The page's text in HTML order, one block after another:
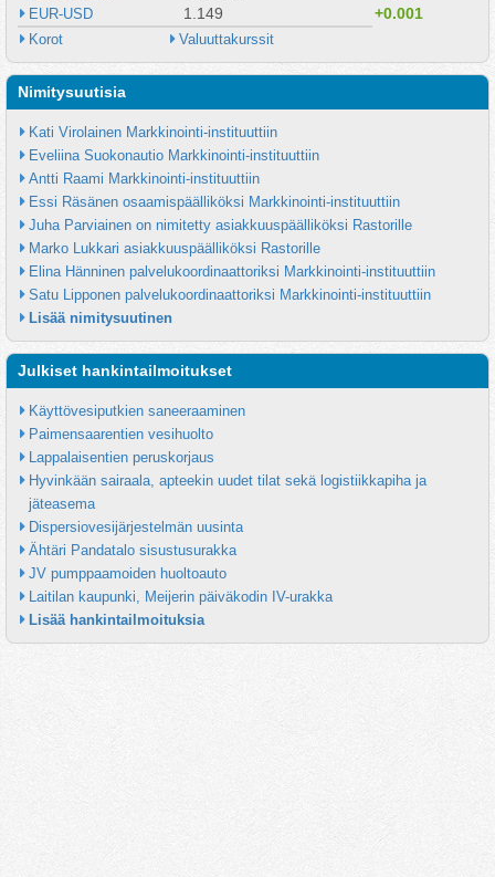
EUR-USD 1.149 +0.001
Korot Valuuttakurssit
Nimitysuutisia
Kati Virolainen Markkinointi-instituuttiin
Eveliina Suokonautio Markkinointi-instituuttiin
Antti Raami Markkinointi-instituuttiin
Essi Räsänen osaamispäälliköksi Markkinointi-instituuttiin
Juha Parviainen on nimitetty asiakkuuspäälliköksi Rastorille
Marko Lukkari asiakkuuspäälliköksi Rastorille
Elina Hänninen palvelukoordinaattoriksi Markkinointi-instituuttiin
Satu Lipponen palvelukoordinaattoriksi Markkinointi-instituuttiin
Lisää nimitysuutinen
Julkiset hankintailmoitukset
Käyttövesiputkien saneeraaminen
Paimensaarentien vesihuolto
Lappalaisentien peruskorjaus
Hyvinkään sairaala, apteekin uudet tilat sekä logistiikkapiha ja
jäteasema
Dispersiovesijärjestelmän uusinta
Ähtäri Pandatalo sisustusurakka
JV pumppaamoiden huoltoauto
Laitilan kaupunki, Meijerin päiväkodin IV-urakka
Lisää hankintailmoituksia